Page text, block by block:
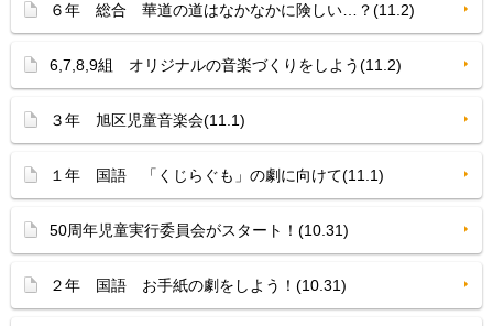
６年 総合 華道の道はなかなかに険しい…？(11.2)
6,7,8,9組 オリジナルの音楽づくりをしよう(11.2)
３年 旭区児童音楽会(11.1)
１年 国語 「くじらぐも」の劇に向けて(11.1)
50周年児童実行委員会がスタート！(10.31)
２年 国語 お手紙の劇をしよう！(10.31)